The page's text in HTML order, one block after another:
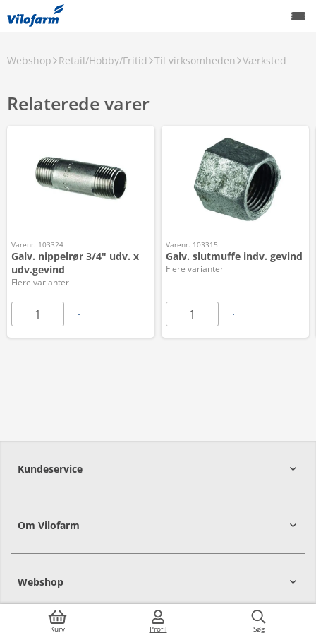
Kurv Profil Søg
Webshop Retail/Hobby/Fritid Til virksomheden Værksted
Relaterede varer
Varenr. 103324
Galv. nippelrør 3/4" udv. x
udv.gevind
Flere varianter
Varenr. 103315
Galv. slutmuffe indv. gevind
Flere varianter
Kundeservice
Om Vilofarm
Webshop